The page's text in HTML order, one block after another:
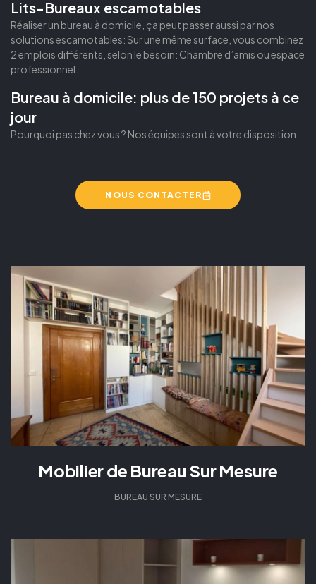
Lits-Bureaux escamotables
Réaliser un bureau à domicile, ça peut passer aussi par nos
solutions escamotables: Sur une même surface, vous combinez
2 emplois différents, selon le besoin: Chambre d’amis ou espace
professionnel.
Bureau à domicile: plus de 150 projets à ce
jour
Pourquoi pas chez vous ? Nos équipes sont à votre disposition.
NOUS CONTACTER
Mobilier de Bureau Sur Mesure
BUREAU SUR MESURE